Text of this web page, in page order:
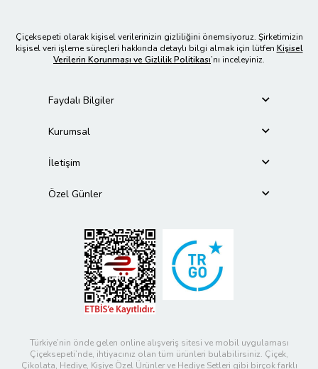
Çiçeksepeti olarak kişisel verilerinizin gizliliğini önemsiyoruz. Şirketimizin
kişisel veri işleme süreçleri hakkında detaylı bilgi almak için lütfen Kişisel
Verilerin Korunması ve Gizlilik Politikası’nı inceleyiniz.
Faydalı Bilgiler
Kurumsal
İletişim
Özel Günler
Türkiye’nin önde gelen online alışveriş sitesi ve mobil uygulaması
Çiçeksepeti’nde, ihtiyacınız olan tüm ürünleri bulabilirsiniz. Çiçek,
Çikolata, Hediye, Kişiye Özel Ürünler ve Hediye Setleri gibi birçok farklı